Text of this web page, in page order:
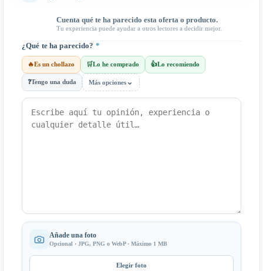
Cuenta qué te ha parecido esta oferta o producto.
Tu experiencia puede ayudar a otros lectores a decidir mejor.
¿Qué te ha parecido? *
🔥Es un chollazo 🛒Lo he comprado 👍Lo recomiendo
❓Tengo una duda Más opciones ⌄
Añade una foto
Opcional · JPG, PNG o WebP · Máximo 1 MB
Elegir foto